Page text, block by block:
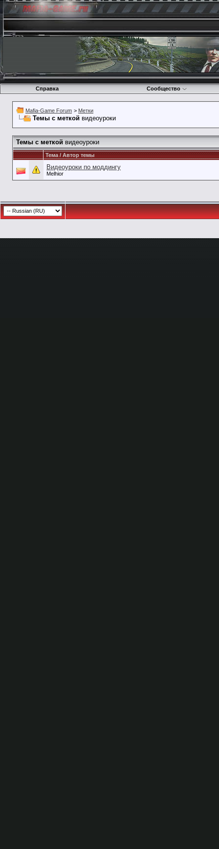
Справка Сообщество
Mafia-Game Forum > Метки
Темы с меткой видеоуроки
Темы с меткой видеоуроки
Тема / Автор темы
Видеоуроки по моддингу
Melhior